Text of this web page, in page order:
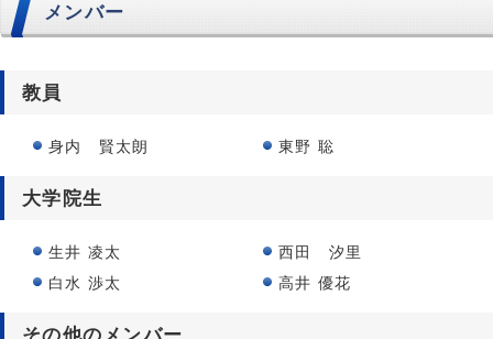
メンバー
教員
身内 賢太朗 東野 聡
大学院生
生井 凌太
西田 汐里
白水 渉太
高井 優花
その他のメンバー